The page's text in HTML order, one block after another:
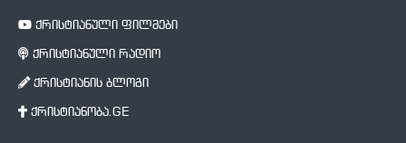
ქრისტიანული ფილმები
ქრისტიანული რადიო
ქრისტიანის ბლოგი
ქრისტიანობა.GE